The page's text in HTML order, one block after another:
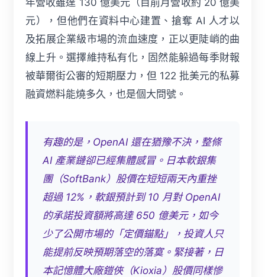
元），但他們在資料中心建置、搶奪 AI 人才以
及拓展企業級市場的流血速度，正以更陡峭的曲
線上升。選擇維持私有化，固然能躲過每季財報
被華爾街公審的短期壓力，但 122 批美元的私募
融資燃料能燒多久，也是個大問號。
有趣的是，OpenAI 還在猶豫不決，整條
AI 產業鏈卻已經集體感冒。日本軟銀集
團（SoftBank）股價在短短兩天內重挫
超過 12%，軟銀預計到 10 月對 OpenAI
的承諾投資額將高達 650 億美元，如今
少了公開市場的「定價錨點」，投資人只
能提前反映預期落空的落寞。緊接著，日
本記憶體大廠鎧俠（Kioxia）股價同樣慘